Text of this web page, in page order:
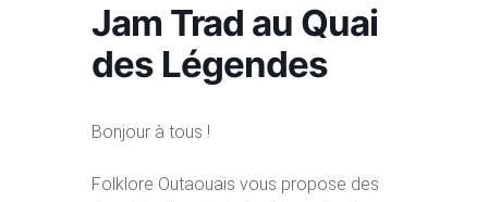
Jam Trad au Quai
des Légendes
Bonjour à tous !
Folklore Outaouais vous propose des